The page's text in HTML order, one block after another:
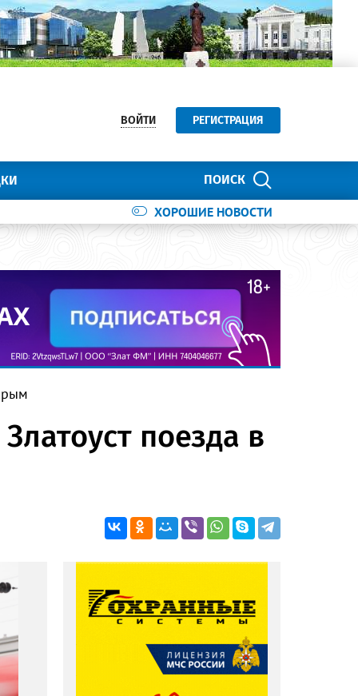
ВОЙТИ РЕГИСТРАЦИЯ
ПОИСК
ХОРОШИЕ НОВОСТИ
поезда в